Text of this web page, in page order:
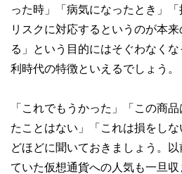
った時」「病気になったとき」
リスクに対応するというのが本
る」という目的にはそぐわなく
利時代の特徴といえるでしょう。
「これでもうかった」「この商
たことはない」「これは損をし
どほどに聞いておきましょう。
ていた仮想通貨への人気も一旦収